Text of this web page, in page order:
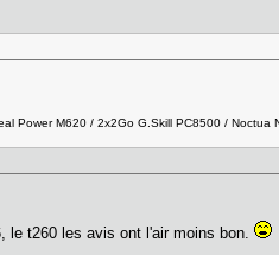
Power M620 / 2x2Go G.Skill PC8500 /
le t260 les avis ont l'air moins bon.